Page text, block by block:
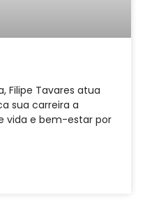
Filipe Tavares atua
sua carreira a
vida e bem-estar por